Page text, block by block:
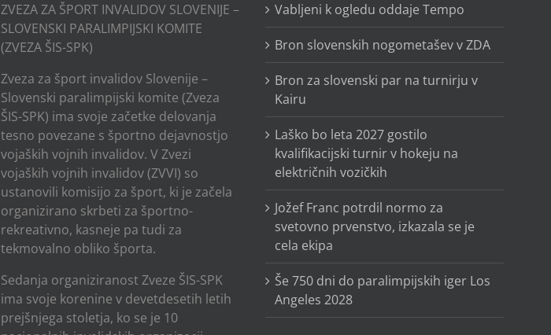
ZVEZA ZA ŠPORT INVALIDOV SLOVENIJE –
SLOVENSKI PARALIMPIJSKI KOMITE
(ZVEZA ŠIS-SPK)
Zveza za šport invalidov Slovenije –
Slovenski paralimpijski komite (Zveza
ŠIS-SPK) ima svoje začetke delovanja
tesno povezane s športno dejavnostjo
vojaških vojnih invalidov. V Zvezi
vojaških vojnih invalidov (ZVVI) so
ustanovili komisijo za šport, ki je začela
organizirano skrbeti za športno-
rekreativno, kasneje pa tudi za
tekmovalno obliko športa.
Sedanja organiziranost Zveze ŠIS-SPK
ima svoje korenine v devetdesetih letih
prejšnjega stoletja, ko se je 10
Vabljeni k ogledu oddaje Tempo
Bron slovenskih nogometašev v ZDA
Bron za slovenski par na turnirju v
Kairu
Laško bo leta 2027 gostilo
kvalifikacijski turnir v hokeju na
električnih vozičkih
Jožef Franc potrdil normo za
svetovno prvenstvo, izkazala se je
cela ekipa
Še 750 dni do paralimpijskih iger Los
Angeles 2028